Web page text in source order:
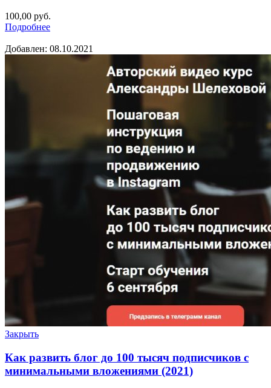
100,00 руб.
Подробнее
Добавлен: 08.10.2021
Закрыть
Как развить блог до 100 тысяч подписчиков с
минимальными вложениями (2021)